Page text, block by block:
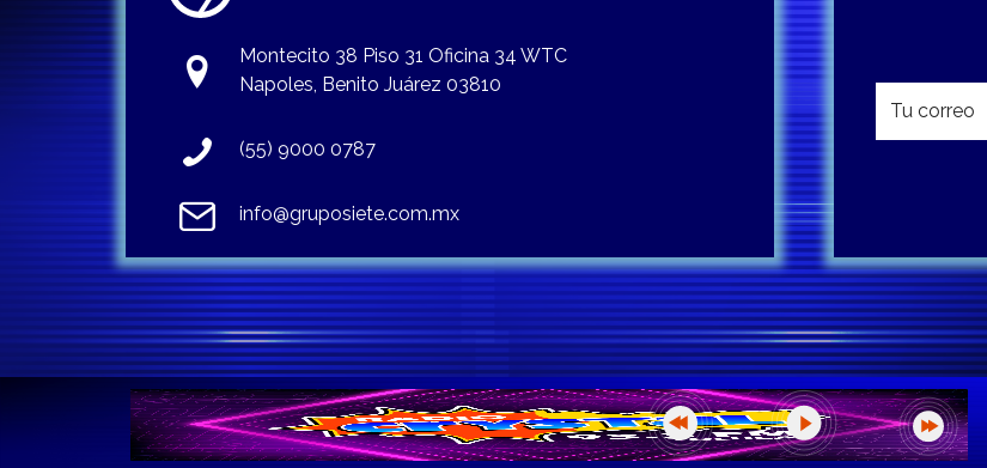
Montecito 38 Piso 31 Oficina 34 WTC
Napoles, Benito Juárez 03810
(55) 9000 0787
info@gruposiete.com.mx